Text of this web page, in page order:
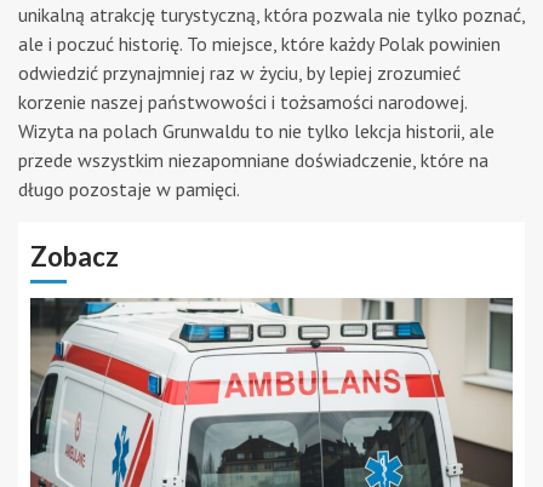
unikalną atrakcję turystyczną, która pozwala nie tylko poznać,
ale i poczuć historię. To miejsce, które każdy Polak powinien
odwiedzić przynajmniej raz w życiu, by lepiej zrozumieć
korzenie naszej państwowości i tożsamości narodowej.
Wizyta na polach Grunwaldu to nie tylko lekcja historii, ale
przede wszystkim niezapomniane doświadczenie, które na
długo pozostaje w pamięci.
Zobacz